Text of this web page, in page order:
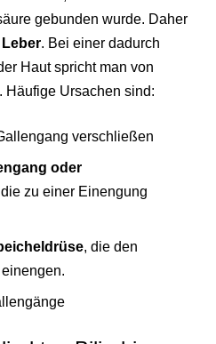
gebunden wurde. Daher
. Bei einer dadurch
Haut spricht man von
. Häufige Ursachen sind:
verschließen
oder
die zu einer Einengung
, die den